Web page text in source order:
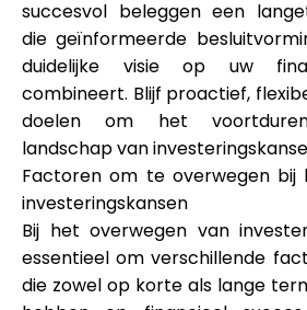
succesvol beleggen een
die geïnformeerde
duidelijke visie op uw
combineert. Blijf proactief,
doelen om het
landschap van
Factoren om te overwegen bij
investeringskansen
Bij het overwegen van
essentieel om verschillende
die zowel op korte als lange